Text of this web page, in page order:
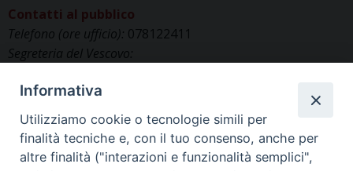
Contatti al pubblico
Telefono (ore ufficio): 078122411
Segreteria del Vescovo:
Uffici di Curia:curia_iglesias@libero.it
Cancelleria (richiesta documenti):
canc.curia.iglesias@tiscali.it
Comunicazione & media (ufficio stampa):
Informativa
Utilizziamo cookie o tecnologie simili per
finalità tecniche e, con il tuo consenso, anche per
altre finalità ("interazioni e funzionalità semplici",